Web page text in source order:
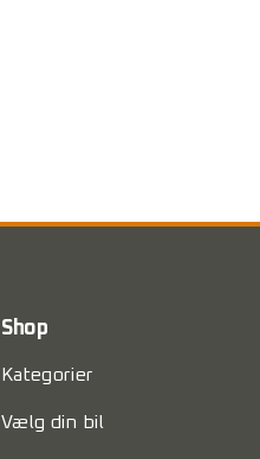
Shop
Kategorier
Vælg din bil